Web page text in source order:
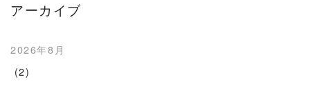
アーカイブ
2026年8月
(2)